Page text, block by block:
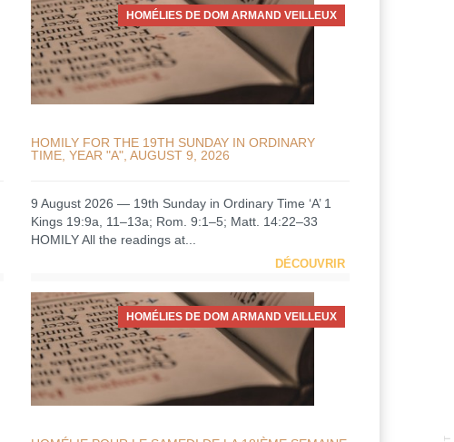
HOMÉLIES DE DOM ARMAND VEILLEUX
HOMILY FOR THE 19TH SUNDAY IN ORDINARY
TIME, YEAR "A", AUGUST 9, 2026
9 August 2026 — 19th Sunday in Ordinary Time ‘A’ 1
Kings 19:9a, 11–13a; Rom. 9:1–5; Matt. 14:22–33
HOMILY All the readings at...
DÉCOUVRIR
HOMÉLIES DE DOM ARMAND VEILLEUX